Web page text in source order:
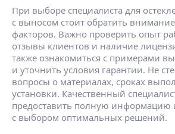
При выборе специалиста для
с выносом стоит обратить
факторов. Важно проверить опыт
отзывы клиентов и наличие
также ознакомиться с примерами
и уточнить условия гарантии. Не
вопросы о материалах, сроках
установки. Качественный
предоставить полную информацию
с выбором оптимальных решений.